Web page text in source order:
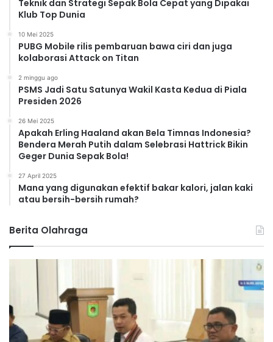
Teknik dan Strategi Sepak Bola Cepat yang Dipakai
Klub Top Dunia
10 Mei 2025
PUBG Mobile rilis pembaruan bawa ciri dan juga
kolaborasi Attack on Titan
2 minggu ago
PSMS Jadi Satu Satunya Wakil Kasta Kedua di Piala
Presiden 2026
26 Mei 2025
Apakah Erling Haaland akan Bela Timnas Indonesia?
Bendera Merah Putih dalam Selebrasi Hattrick Bikin
Geger Dunia Sepak Bola!
27 April 2025
Mana yang digunakan efektif bakar kalori, jalan kaki
atau bersih-bersih rumah?
Berita Olahraga